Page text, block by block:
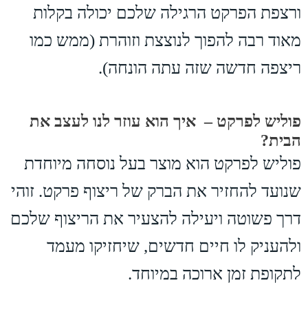
ורצפת הפרקט הרגילה שלכם יכולה בקלות
מאוד רבה להפוך לנוצצת וזוהרת (ממש כמו
ריצפה חדשה שזה עתה הונחה).
פוליש לפרקט – איך הוא עוזר לנו לעצב את
הבית?
פוליש לפרקט הוא מוצר בעל נוסחה מיוחדת
שנועד להחזיר את הברק של ריצוף פרקט. זוהי
דרך פשוטה ויעילה להצעיר את הריצוף שלכם
ולהעניק לו חיים חדשים, שיחזיקו מעמד
לתקופת זמן ארוכה במיוחד.